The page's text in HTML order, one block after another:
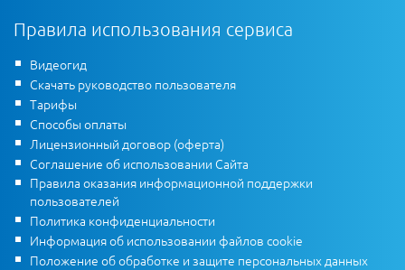
Правила использования сервиса
Видеогид
Скачать руководство пользователя
Тарифы
Способы оплаты
Лицензионный договор (оферта)
Соглашение об использовании Сайта
Правила оказания информационной поддержки
пользователей
Политика конфиденциальности
Информация об использовании файлов cookie
Положение об обработке и защите персональных данных